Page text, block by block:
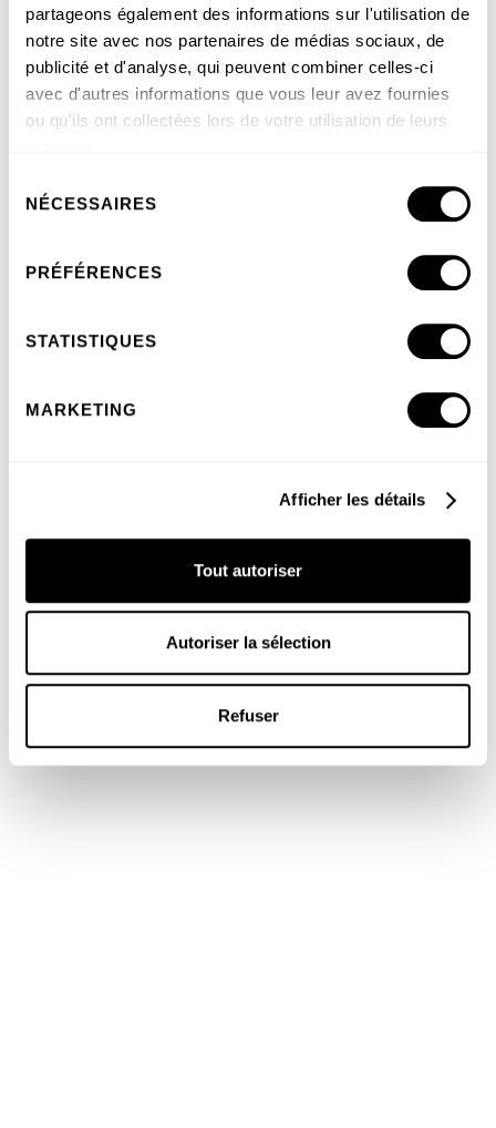
partageons également des informations sur l'utilisation de
notre site avec nos partenaires de médias sociaux, de
publicité et d'analyse, qui peuvent combiner celles-ci
avec d'autres informations que vous leur avez fournies
ou qu'ils ont collectées lors de votre utilisation de leurs
NÉCESSAIRES
PRÉFÉRENCES
STATISTIQUES
MARKETING
Afficher les détails
Tout autoriser
Autoriser la sélection
Refuser
4. Prévoyez de l'ombre